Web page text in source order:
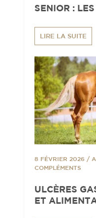
SENIOR :
LIRE LA SUITE
8 FÉVRIER 2026 /
COMPLÉMENTS
ULCÈRES
ET